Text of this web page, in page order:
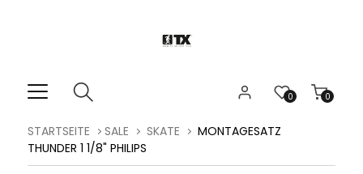
0
0
STARTSEITE SALE SKATE
MONTAGESATZ
THUNDER 1 1/8" PHILIPS